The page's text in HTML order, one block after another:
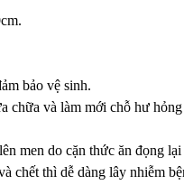
bảo vệ sinh.
và làm mới chỗ hư hỏng
men do cặn thức ăn đọng lại
chết thì dễ dàng lây nhiễm